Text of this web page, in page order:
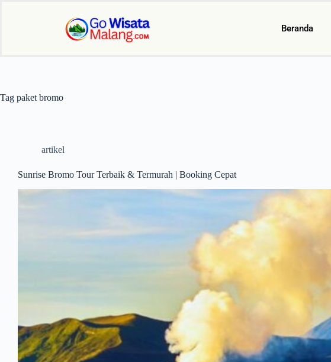
Beranda
Tag paket bromo
artikel
Sunrise Bromo Tour Terbaik & Termurah | Booking Cepat